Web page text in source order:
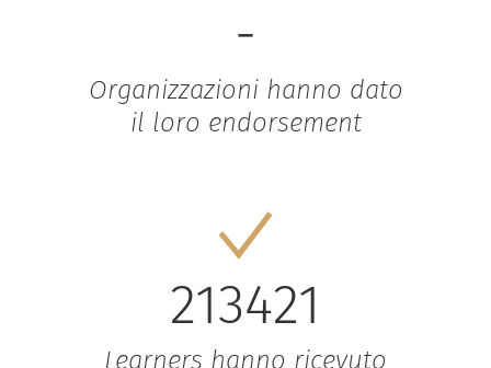
-
Organizzazioni hanno dato
il loro endorsement
213421
Learners hanno ricevuto